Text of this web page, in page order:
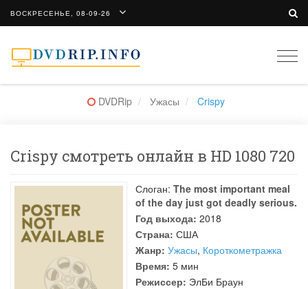
ВОСКРЕСЕНЬЕ, 08-09-26
DVDRip Ужасы Crispy
Crispy смотреть онлайн в HD 1080 720
Слоган: The most important meal
of the day just got deadly serious.
Год выхода: 2018
Страна: США
Жанр: Ужасы, Короткометражка
Время: 5 мин
Режиссер: ЭлБи Браун